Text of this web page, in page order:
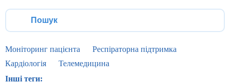
Моніторинг пацієнта
Респіраторна підтримка
Кардіологія
Телемедицина
Інші теги: